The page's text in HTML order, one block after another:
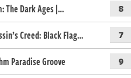
The Dark Ages |… 8
Creed: Black Flag… 7
Paradise Groove 9